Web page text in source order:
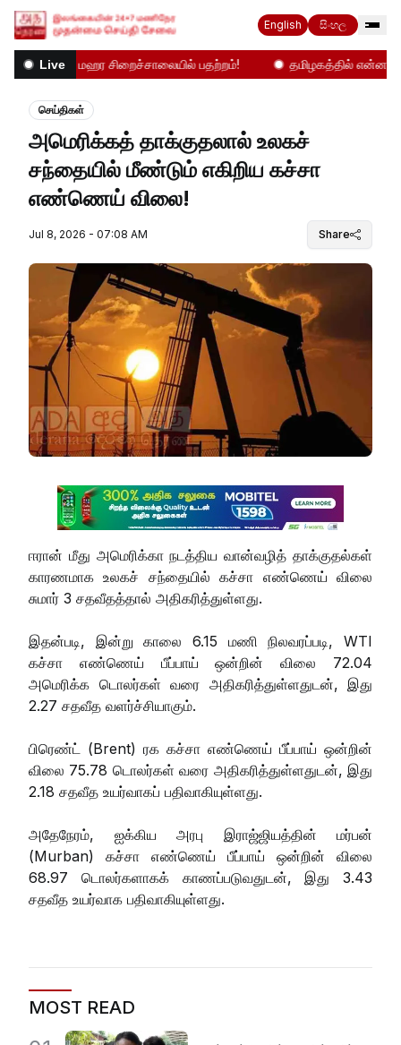
English සිංහල
Liveமஹர சிறைச்சாலையில் பதற்றம்! தமிழகத்தில் என்ன
செய்திகள்
அமெரிக்கத் தாக்குதலால் உலகச்
சந்தையில் மீண்டும் எகிறிய கச்சா
எண்ணெய் விலை!
Jul 8, 2026 - 07:08 AM Share
ஈரான் மீது அமெரிக்கா நடத்திய வான்வழித் தாக்குதல்கள்
காரணமாக உலகச் சந்தையில் கச்சா எண்ணெய் விலை
சுமார் 3 சதவீதத்தால் அதிகரித்துள்ளது.
இதன்படி, இன்று காலை 6.15 மணி நிலவரப்படி, WTI
கச்சா எண்ணெய் பீப்பாய் ஒன்றின் விலை 72.04
அமெரிக்க டொலர்கள் வரை அதிகரித்துள்ளதுடன், இது
2.27 சதவீத வளர்ச்சியாகும்.
பிரெண்ட் (Brent) ரக கச்சா எண்ணெய் பீப்பாய் ஒன்றின்
விலை 75.78 டொலர்கள் வரை அதிகரித்துள்ளதுடன், இது
2.18 சதவீத உயர்வாகப் பதிவாகியுள்ளது.
அதேநேரம், ஐக்கிய அரபு இராஜ்ஜியத்தின் மர்பன்
(Murban) கச்சா எண்ணெய் பீப்பாய் ஒன்றின் விலை
68.97 டொலர்களாகக் காணப்படுவதுடன், இது 3.43
சதவீத உயர்வாக பதிவாகியுள்ளது.
MOST READ